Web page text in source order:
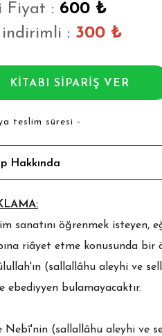
Fiyat : 600 ₺
: 300 ₺
KİTABI SİPARİŞ VER
teslim süresi -
Hakkında
sanatını öğrenmek isteyen,
riâyet etme konusunda bir
(sallallâhu aleyhi ve
ebediyyen bulamayacaktır.
Nebî'nin (sallallâhu aleyhi ve